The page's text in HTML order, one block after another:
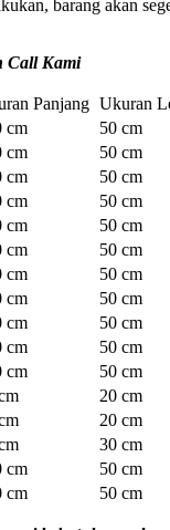
barang akan
Call Kami
Panjang Ukuran
cm 50 cm
cm 50 cm
cm 50 cm
cm 50 cm
cm 50 cm
cm 50 cm
cm 50 cm
cm 50 cm
cm 50 cm
cm 50 cm
cm 50 cm
20 cm
20 cm
30 cm
cm 50 cm
cm 50 cm